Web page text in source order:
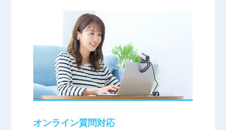
オンライン質問対応